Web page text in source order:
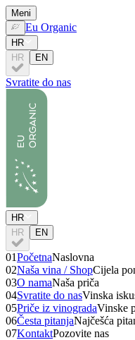
Meni
Eu Organic
HR
HR
EN
Svratite do nas
HR
HR
EN
01PočetnaNaslovna
02Naša vina / ShopCijela
03O namaNaša priča
04Svratite do nasVinska
05Priče iz vinogradaVinske
06Česta pitanjaNajčešća
07KontaktPozovite nas